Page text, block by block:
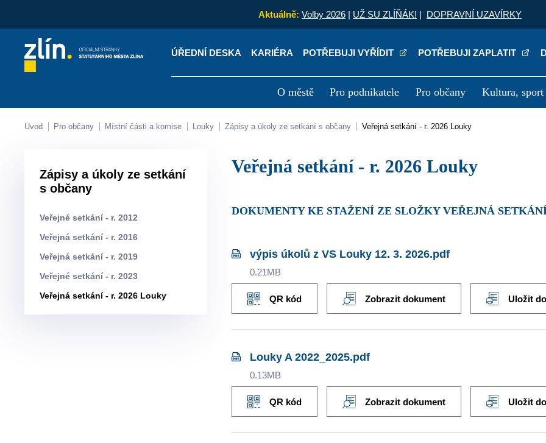
Aktuálně: Volby 2026 | UŽ SU ZLÍŇÁK! | DOPRAVNÍ UZAVÍRKY
ÚŘEDNÍ DESKA KARIÉRA POTŘEBUJI VYŘÍDIT POTŘEBUJI ZAPLATIT
O městě Pro podnikatele Pro občany Kultura, sport
Kontakty Úřední deska Kariéra
Úvod Pro občany Místní části a komise Louky Zápisy a úkoly ze setkání s občany Veřejná setkání - r. 2026 Louky
Zápisy a úkoly ze setkání
s občany
Veřejné setkání - r. 2012
Veřejná setkání - r. 2016
Veřejná setkání - r. 2019
Veřejné setkání - r. 2023
Veřejná setkání - r. 2026 Louky
Veřejná setkání - r. 2026 Louky
DOKUMENTY KE STAŽENÍ ZE SLOŽKY VEŘEJNÁ
výpis úkolů z VS Louky 12. 3. 2026.pdf
0.21MB
QR kód Zobrazit dokument Uložit
Louky A 2022_2025.pdf
0.13MB
QR kód Zobrazit dokument Uložit